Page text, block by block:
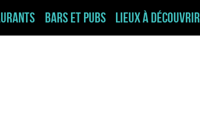
Bars et pubs Lieux à découvrir